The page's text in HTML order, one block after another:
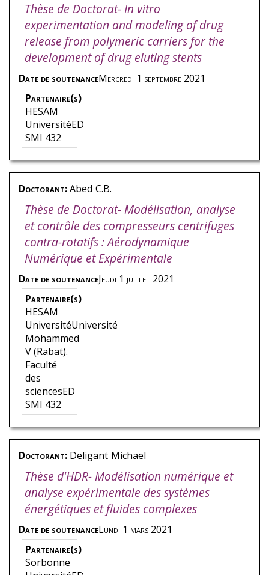
Thèse de Doctorat- In vitro
experimentation and modeling of drug
release from polymeric carriers for the
development of drug eluting stents
Date de soutenanceMercredi 1 septembre 2021
Partenaire(s)
HESAM
UniversitéED
SMI 432
Doctorant:Abed C.B.
Thèse de Doctorat- Modélisation, analyse
et contrôle des compresseurs centrifuges
contra-rotatifs : Aérodynamique
Numérique et Expérimentale
Date de soutenanceJeudi 1 juillet 2021
Partenaire(s)
HESAM
UniversitéUniversité
Mohammed
V (Rabat).
Faculté
des
sciencesED
SMI 432
Doctorant: Deligant Michael
Thèse d'HDR- Modélisation numérique et
analyse expérimentale des systèmes
énergétiques et fluides complexes
Date de soutenanceLundi 1 mars 2021
Partenaire(s)
Sorbonne